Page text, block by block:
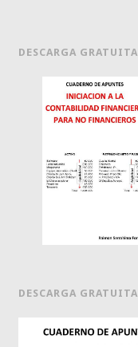
DESCARGA GRATUITA
DESCARGA GRATUITA